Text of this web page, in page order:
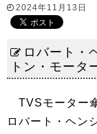
2024年11月13日
ロバート・
トン・モータ
TVSモーター
ロバート・ヘン